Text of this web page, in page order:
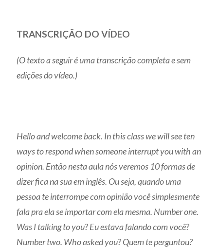
TRANSCRIÇÃO DO VÍDEO
(O texto a seguir é uma transcrição completa e sem
edições do vídeo.)
Hello and welcome back. In this class we will see ten
ways to respond when someone interrupt you with an
opinion. Então nesta aula nós veremos 10 formas de
dizer fica na sua em inglês. Ou seja, quando uma
pessoa te interrompe com opinião você simplesmente
fala pra ela se importar com ela mesma. Number one.
Was I talking to you? Eu estava falando com você?
Number two. Who asked you? Quem te perguntou?